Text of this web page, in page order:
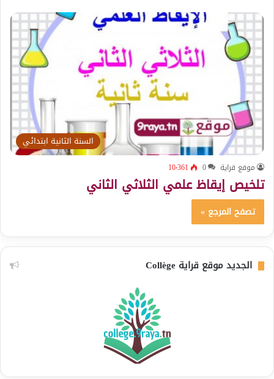
السنة الثانية ابتدائي
موقع قراية 0 10٬361
تلخيص إيقاظ علمي الثلاثي الثاني
تصفح المرجع »
الجديد موقع قراية Collège